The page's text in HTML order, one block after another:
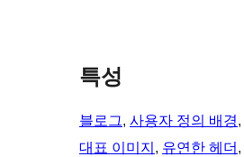
특성
블로그, 사용자 정의 배경,
대표 이미지 , 유연한 헤더 ,